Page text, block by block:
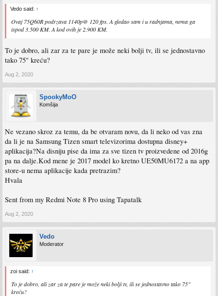
Vedo said: ↑
Ovaj 75Q60R podrzava 1140p@ 120 fps. A gledao sam i u radnjama, nema ga
ispod 3.500 KM. A kod ovih je 2.900 KM.
To je dobro, ali zar za te pare je može neki bolji tv, ili se jednostavno
tako 75" kreću?
Aug 2, 2020
SpookyMoO
Komšija
Ne vezano skroz za temu, da be otvaram novu, da li neko od vas zna
da li je na Samsung Tizen smart televizorima dostupna disney+
aplikacija?Na disniju pise da ima za sve tizen tv proizvedene od 2016g
pa na dalje.Kod mene je 2017 model ko kretno UE50MU6172 a na app
store-u nema aplikacije kada pretrazim?
Hvala
Sent from my Redmi Note 8 Pro using Tapatalk
Aug 2, 2020
Vedo
Moderator
zoi said: ↑
To je dobro, ali zar za te pare je može neki bolji tv, ili se jednostavno tako 75"
kreću?